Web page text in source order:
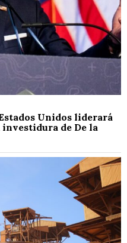
Unidos liderará
de De la